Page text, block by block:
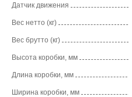
Датчик движения
Вес нетто (кг)
Вес брутто (кг)
Высота коробки, мм
Длина коробки, мм
Ширина коробки, мм